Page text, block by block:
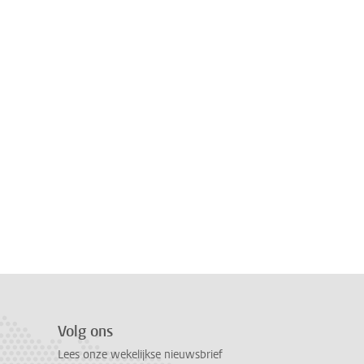
Volg ons
Lees onze wekelijkse nieuwsbrief